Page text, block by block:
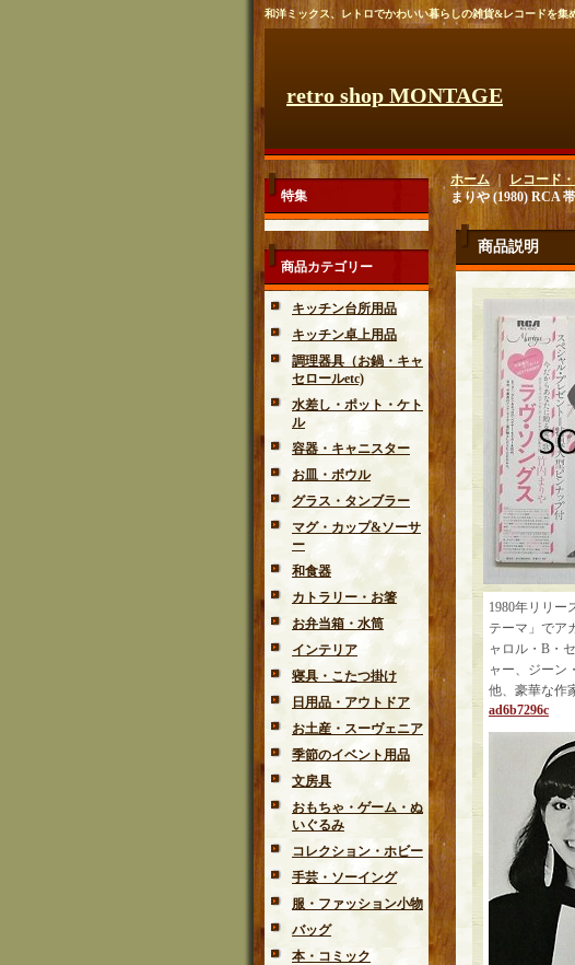
和洋ミックス、レトロでかわいい暮らしの雑貨&レコードを集
retro shop MONTAGE
特集
商品カテゴリー
キッチン台所用品
キッチン卓上用品
調理器具（お鍋・キャ
セロールetc)
水差し・ポット・ケト
ル
容器・キャニスター
お皿・ボウル
グラス・タンブラー
マグ・カップ&ソーサ
ー
和食器
カトラリー・お箸
お弁当箱・水筒
インテリア
寝具・こたつ掛け
日用品・アウトドア
お土産・スーヴェニア
季節のイベント用品
文房具
おもちゃ・ゲーム・ぬ
いぐるみ
コレクション・ホビー
手芸・ソーイング
服・ファッション小物
バッグ
本・コミック
ホーム｜ レコード
まりや (1980) RCA
商品説明
1980年リリ
テーマ」でア
ャロル・B・
ャー、ジーン
他、豪華な作
ad6b7296c